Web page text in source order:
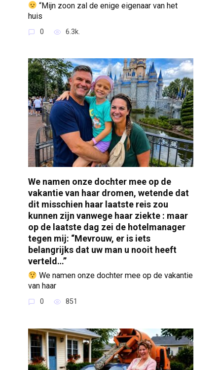
“Mijn zoon zal de enige eigenaar van het
huis
0 6.3k.
We namen onze dochter mee op de
vakantie van haar dromen, wetende dat
dit misschien haar laatste reis zou
kunnen zijn vanwege haar ziekte : maar
op de laatste dag zei de hotelmanager
tegen mij: “Mevrouw, er is iets
belangrijks dat uw man u nooit heeft
verteld…”
We namen onze dochter mee op de vakantie
van haar
0 851